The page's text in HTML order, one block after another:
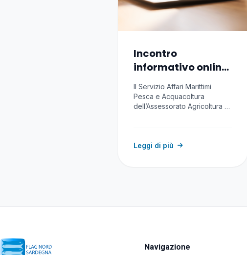
Incontro
informativo online
Avviso RAS
Indennizzi imprese
pesca e
Il Servizio Affari Marittimi
Pesca e Acquacoltura
dell’Assessorato Agricoltura e
Leggi di più
Navigazione